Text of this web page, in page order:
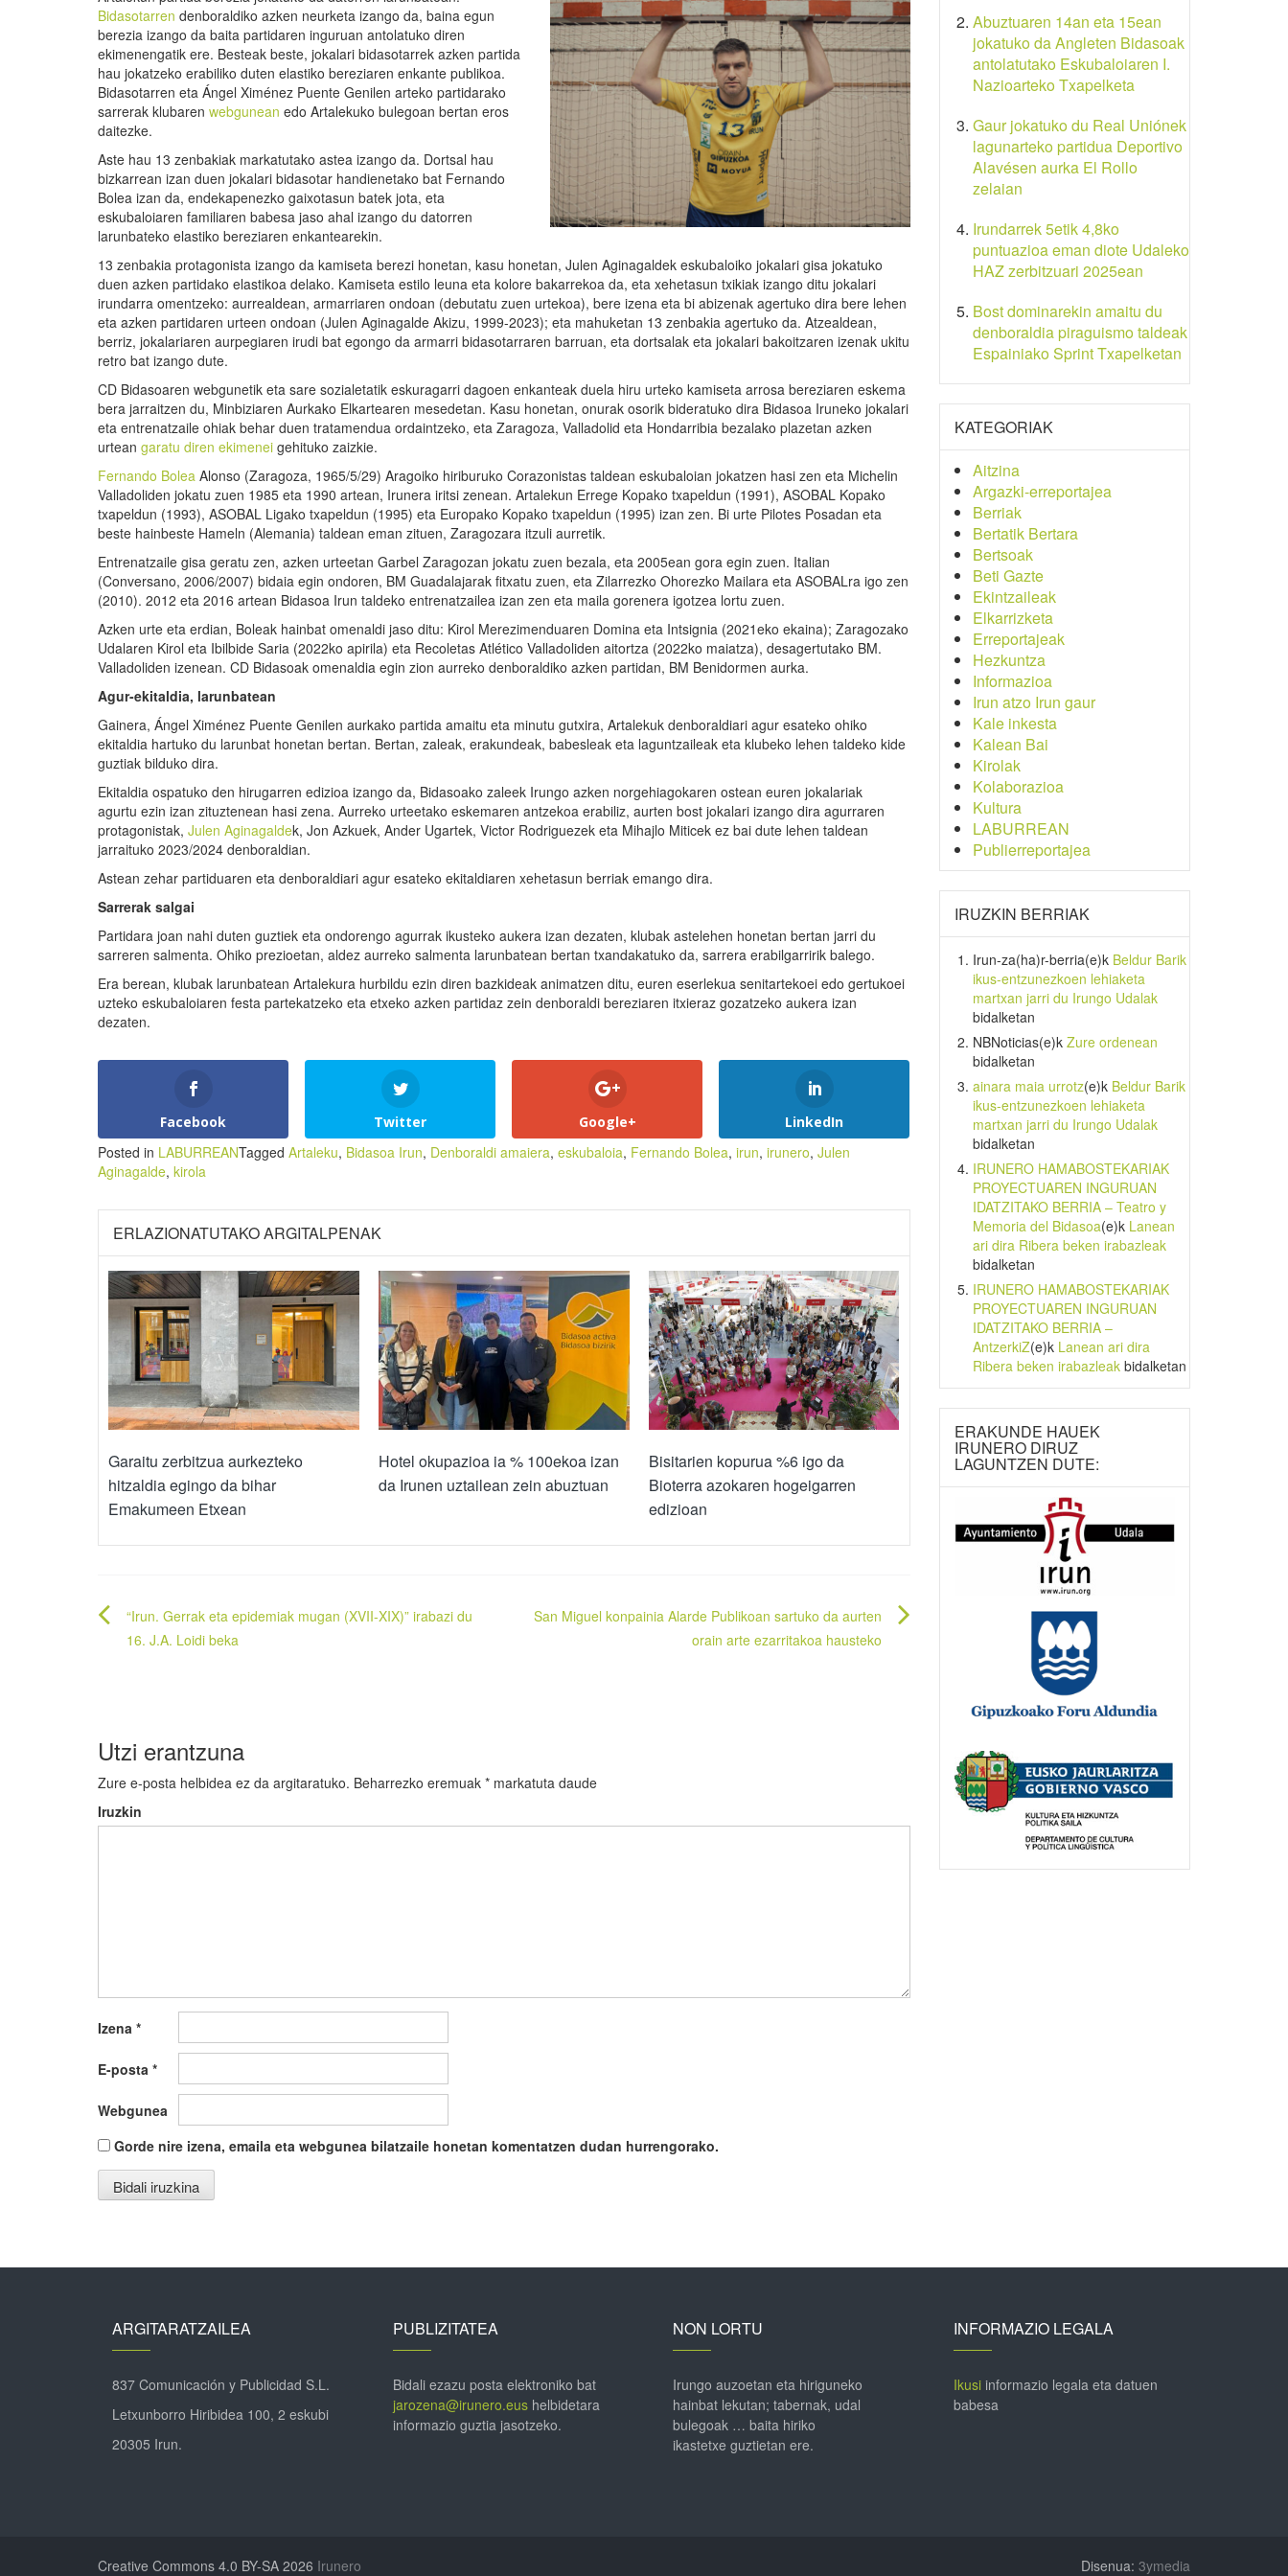
Bidasotarren denboraldiko azken neurketa izango da, baina egun
berezia izango da baita partidaren inguruan antolatuko diren
ekimenengatik ere. Besteak beste, jokalari bidasotarrek azken partida
hau jokatzeko erabiliko duten elastiko bereziaren enkante publikoa.
Bidasotarren eta Ángel Ximénez Puente Genilen arteko partidarako
sarrerak klubaren webgunean edo Artalekuko bulegoan bertan eros
daitezke.
Aste hau 13 zenbakiak markatutako astea izango da. Dortsal hau
bizkarrean izan duen jokalari bidasotar handienetako bat Fernando
Bolea izan da, endekapenezko gaixotasun batek jota, eta
eskubaloiaren familiaren babesa jaso ahal izango du datorren
larunbateko elastiko bereziaren enkantearekin.
13 zenbakia protagonista izango da kamiseta berezi honetan, kasu honetan, Julen Aginagaldek eskubaloiko jokalari gisa jokatuko
duen azken partidako elastikoa delako. Kamiseta estilo leuna eta kolore bakarrekoa da, eta xehetasun txikiak izango ditu jokalari
irundarra omentzeko: aurrealdean, armarriaren ondoan (debutatu zuen urtekoa), bere izena eta bi abizenak agertuko dira bere lehen
eta azken partidaren urteen ondoan (Julen Aginagalde Akizu, 1999-2023); eta mahuketan 13 zenbakia agertuko da. Atzealdean,
berriz, jokalariaren aurpegiaren irudi bat egongo da armarri bidasotarraren barruan, eta dortsalak eta jokalari bakoitzaren izenak ukitu
retro bat izango dute.
CD Bidasoaren webgunetik eta sare sozialetatik eskuragarri dagoen enkanteak duela hiru urteko kamiseta arrosa bereziaren eskema
bera jarraitzen du, Minbiziaren Aurkako Elkartearen mesedetan. Kasu honetan, onurak osorik bideratuko dira Bidasoa Iruneko jokalari
eta entrenatzaile ohiak behar duen tratamendua ordaintzeko, eta Zaragoza, Valladolid eta Hondarribia bezalako plazetan azken
urtean garatu diren ekimenei gehituko zaizkie.
Fernando Bolea Alonso (Zaragoza, 1965/5/29) Aragoiko hiriburuko Corazonistas taldean eskubaloian jokatzen hasi zen eta Michelin
Valladoliden jokatu zuen 1985 eta 1990 artean, Irunera iritsi zenean. Artalekun Errege Kopako txapeldun (1991), ASOBAL Kopako
txapeldun (1993), ASOBAL Ligako txapeldun (1995) eta Europako Kopako txapeldun (1995) izan zen. Bi urte Pilotes Posadan eta
beste hainbeste Hameln (Alemania) taldean eman zituen, Zaragozara itzuli aurretik.
Entrenatzaile gisa geratu zen, azken urteetan Garbel Zaragozan jokatu zuen bezala, eta 2005ean gora egin zuen. Italian
(Conversano, 2006/2007) bidaia egin ondoren, BM Guadalajarak fitxatu zuen, eta Zilarrezko Ohorezko Mailara eta ASOBALra igo zen
(2010). 2012 eta 2016 artean Bidasoa Irun taldeko entrenatzailea izan zen eta maila gorenera igotzea lortu zuen.
Azken urte eta erdian, Boleak hainbat omenaldi jaso ditu: Kirol Merezimenduaren Domina eta Intsignia (2021eko ekaina); Zaragozako
Udalaren Kirol eta Ibilbide Saria (2022ko apirila) eta Recoletas Atlético Valladoliden aitortza (2022ko maiatza), desagertutako BM.
Valladoliden izenean. CD Bidasoak omenaldia egin zion aurreko denboraldiko azken partidan, BM Benidormen aurka.
Agur-ekitaldia, larunbatean
Gainera, Ángel Ximénez Puente Genilen aurkako partida amaitu eta minutu gutxira, Artalekuk denboraldiari agur esateko ohiko
ekitaldia hartuko du larunbat honetan bertan. Bertan, zaleak, erakundeak, babesleak eta laguntzaileak eta klubeko lehen taldeko kide
guztiak bilduko dira.
Ekitaldia ospatuko den hirugarren edizioa izango da, Bidasoako zaleek Irungo azken norgehiagokaren ostean euren jokalariak
agurtu ezin izan zituztenean hasi zena. Aurreko urteetako eskemaren antzekoa erabiliz, aurten bost jokalari izango dira agurraren
protagonistak, Julen Aginagaldek, Jon Azkuek, Ander Ugartek, Victor Rodriguezek eta Mihajlo Miticek ez bai dute lehen taldean
jarraituko 2023/2024 denboraldian.
Astean zehar partiduaren eta denboraldiari agur esateko ekitaldiaren xehetasun berriak emango dira.
Sarrerak salgai
Partidara joan nahi duten guztiek eta ondorengo agurrak ikusteko aukera izan dezaten, klubak astelehen honetan bertan jarri du
sarreren salmenta. Ohiko prezioetan, aldez aurreko salmenta larunbatean bertan txandakatuko da, sarrera erabilgarririk balego.
Era berean, klubak larunbatean Artalekura hurbildu ezin diren bazkideak animatzen ditu, euren eserlekua senitartekoei edo gertukoei
uzteko eskubaloiaren festa partekatzeko eta etxeko azken partidaz zein denboraldi bereziaren itxieraz gozatzeko aukera izan
dezaten.
Facebook Twitter Google+ LinkedIn
Posted in LABURREANTagged Artaleku, Bidasoa Irun, Denboraldi amaiera, eskubaloia, Fernando Bolea, irun, irunero, Julen
Aginagalde, kirola
ERLAZIONATUTAKO ARGITALPENAK
Garaitu zerbitzua aurkezteko
hitzaldia egingo da bihar
Emakumeen Etxean
Hotel okupazioa ia % 100ekoa izan
da Irunen uztailean zein abuztuan
Bisitarien kopurua %6 igo da
Bioterra azokaren hogeigarren
edizioan
Bidalketetan
zehar
“Irun. Gerrak eta epidemiak mugan (XVII-XIX)” irabazi du
16. J.A. Loidi beka
San Miguel konpainia Alarde Publikoan sartuko da aurten
orain arte ezarritakoa hausteko
Utzi erantzuna
Zure e-posta helbidea ez da argitaratuko. Beharrezko eremuak * markatuta daude
Iruzkin
Izena *
E-posta *
Webgunea
Gorde nire izena, emaila eta webgunea bilatzaile honetan komentatzen dudan hurrengorako.
Abuztuaren 14an eta 15ean
jokatuko da Angleten Bidasoak
antolatutako Eskubaloiaren I.
Nazioarteko Txapelketa
Gaur jokatuko du Real Uniónek
lagunarteko partidua Deportivo
Alavésen aurka El Rollo
zelaian
Irundarrek 5etik 4,8ko
puntuazioa eman diote Udaleko
HAZ zerbitzuari 2025ean
Bost dominarekin amaitu du
denboraldia piraguismo taldeak
Espainiako Sprint Txapelketan
KATEGORIAK
Aitzina
Argazki-erreportajea
Berriak
Bertatik Bertara
Bertsoak
Beti Gazte
Ekintzaileak
Elkarrizketa
Erreportajeak
Hezkuntza
Informazioa
Irun atzo Irun gaur
Kale inkesta
Kalean Bai
Kirolak
Kolaborazioa
Kultura
LABURREAN
Publierreportajea
IRUZKIN BERRIAK
Irun-za(ha)r-berria(e)k Beldur Barik
ikus-entzunezkoen lehiaketa
martxan jarri du Irungo Udalak
bidalketan
NBNoticias(e)k Zure ordenean
bidalketan
ainara maia urrotz(e)k Beldur Barik
ikus-entzunezkoen lehiaketa
martxan jarri du Irungo Udalak
bidalketan
IRUNERO HAMABOSTEKARIAK
PROYECTUAREN INGURUAN
IDATZITAKO BERRIA – Teatro y
Memoria del Bidasoa(e)k Lanean
ari dira Ribera beken irabazleak
bidalketan
IRUNERO HAMABOSTEKARIAK
PROYECTUAREN INGURUAN
IDATZITAKO BERRIA –
AntzerkiZ(e)k Lanean ari dira
Ribera beken irabazleakbidalketan
ERAKUNDE HAUEK
IRUNERO DIRUZ
LAGUNTZEN DUTE:
ARGITARATZAILEA
837 Comunicación y Publicidad S.L.
Letxunborro Hiribidea 100, 2 eskubi
20305 Irun.
PUBLIZITATEA
Bidali ezazu posta elektroniko bat
jarozena@irunero.eushelbidetara
informazio guztia jasotzeko.
NON LORTU
Irungo auzoetan eta hiriguneko
hainbat lekutan; tabernak, udal
bulegoak … baita hiriko
ikastetxe guztietan ere.
INFORMAZIO LEGALA
Ikusiinformazio legala eta datuen
babesa
Creative Commons 4.0 BY-SA 2026 Irunero Disenua: 3ymedia